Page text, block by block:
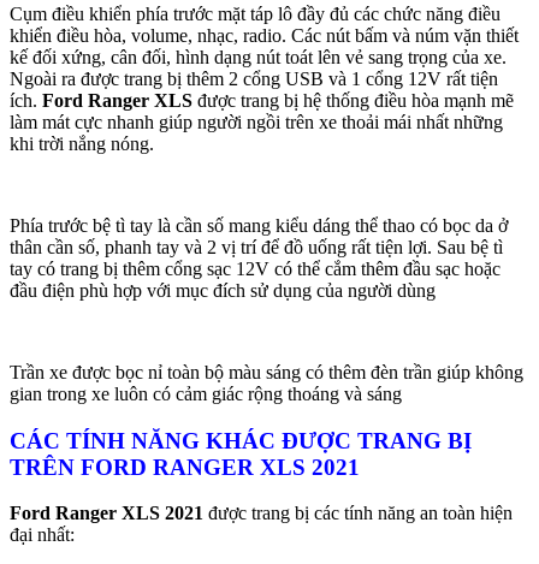
Cụm điều khiển phía trước mặt táp lô đầy đủ các chức năng điều
khiển điều hòa, volume, nhạc, radio. Các nút bấm và núm vặn thiết
kế đối xứng, cân đối, hình dạng nút toát lên vẻ sang trọng của xe.
Ngoài ra được trang bị thêm 2 cổng USB và 1 cổng 12V rất tiện
ích. Ford Ranger XLS được trang bị hệ thống điều hòa mạnh mẽ
làm mát cực nhanh giúp người ngồi trên xe thoải mái nhất những
khi trời nắng nóng.
Phía trước bệ tì tay là cần số mang kiểu dáng thể thao có bọc da ở
thân cần số, phanh tay và 2 vị trí để đồ uống rất tiện lợi. Sau bệ tì
tay có trang bị thêm cổng sạc 12V có thể cắm thêm đầu sạc hoặc
đầu điện phù hợp với mục đích sử dụng của người dùng
Trần xe được bọc nỉ toàn bộ màu sáng có thêm đèn trần giúp không
gian trong xe luôn có cảm giác rộng thoáng và sáng
CÁC TÍNH NĂNG KHÁC ĐƯỢC TRANG BỊ
TRÊN FORD RANGER XLS 2021
Ford Ranger XLS 2021 được trang bị các tính năng an toàn hiện
đại nhất: